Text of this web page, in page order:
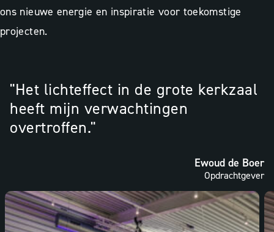
ons nieuwe energie en inspiratie voor toekomstige
projecten.
"Het lichteffect in de grote kerkzaal
heeft mijn verwachtingen
overtroffen."
Ewoud de Boer
Opdrachtgever